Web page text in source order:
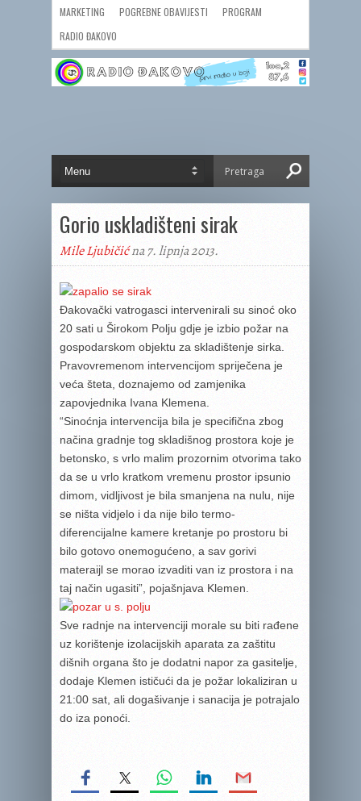
MARKETING POGREBNE OBAVIJESTI
PROGRAM
RADIO ĐAKOVO
Gorio uskladišteni sirak
Mile Ljubičićna 7. lipnja 2013.
Đakovački vatrogasci intervenirali su sinoć oko
20 sati u Širokom Polju gdje je izbio požar na
gospodarskom objektu za skladištenje sirka.
Pravovremenom intervencijom spriječena je
veća šteta, doznajemo od zamjenika
zapovjednika Ivana Klemena.
“Sinoćnja intervencija bila je specifična zbog
načina gradnje tog skladišnog prostora koje je
betonsko, s vrlo malim prozornim otvorima tako
da se u vrlo kratkom vremenu prostor ipsunio
dimom, vidljivost je bila smanjena na nulu, nije
se ništa vidjelo i da nije bilo termo-
diferencijalne kamere kretanje po prostoru bi
bilo gotovo onemogućeno, a sav gorivi
materaijl se morao izvaditi van iz prostora i na
taj način ugasiti”, pojašnjava Klemen.
Sve radnje na intervenciji morale su biti rađene
uz korištenje izolacijskih aparata za zaštitu
dišnih organa što je dodatni napor za gasitelje,
dodaje Klemen ističući da je požar lokaliziran u
21:00 sat, ali dogašivanje i sanacija je potrajalo
do iza ponoći.